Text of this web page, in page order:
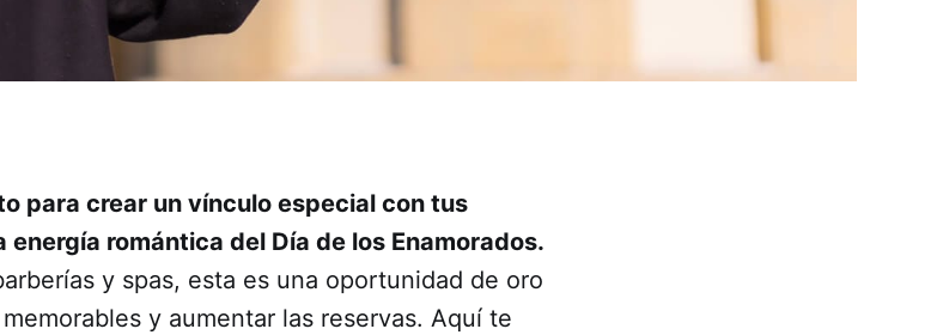
para crear un vínculo especial con tus
romántica del Día de los Enamorados.
y spas, esta es una oportunidad de oro
y aumentar las reservas. Aquí te